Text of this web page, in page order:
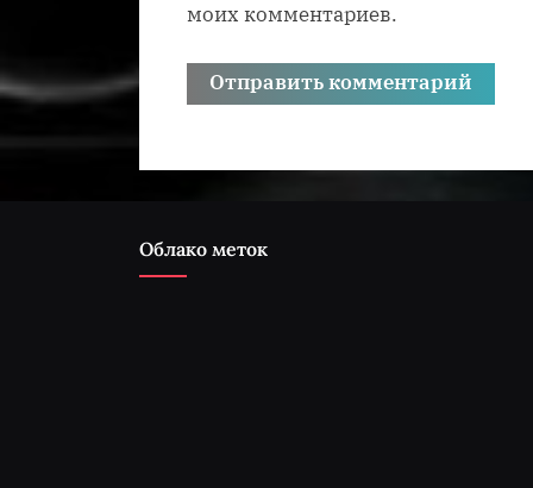
моих комментариев.
Облако меток